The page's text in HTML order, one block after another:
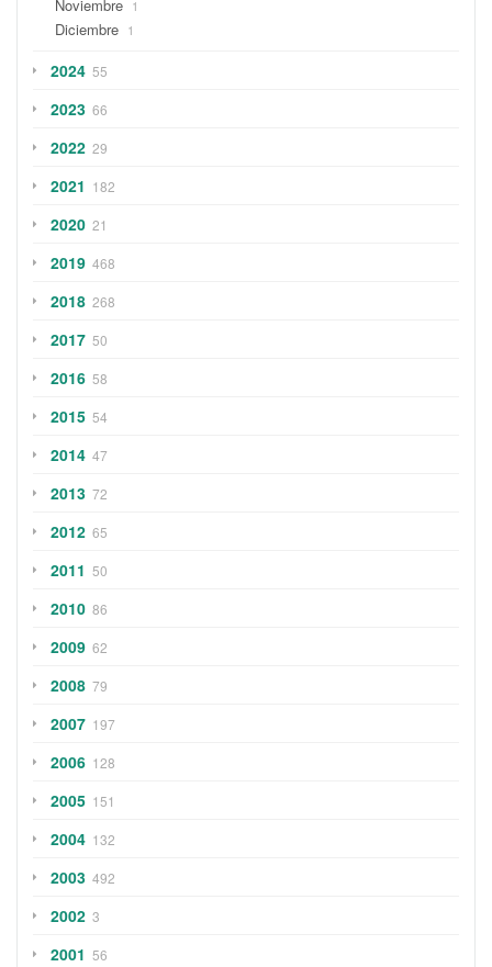
Noviembre 1
Diciembre 1
2024 55
2023 66
2022 29
2021 182
2020 21
2019 468
2018 268
2017 50
2016 58
2015 54
2014 47
2013 72
2012 65
2011 50
2010 86
2009 62
2008 79
2007 197
2006 128
2005 151
2004 132
2003 492
2002 3
2001 56